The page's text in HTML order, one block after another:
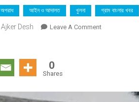
অপরাধ আইন ও আদালত খুলনা গ্রাম বাংলার খবর
Ajker Desh Leave A CommentOn
0
Shares